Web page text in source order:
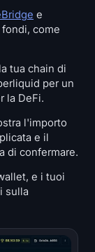
e
come
tua chain di
per un
la DeFi.
l'importo
e il
di confermare.
e i tuoi
sulla